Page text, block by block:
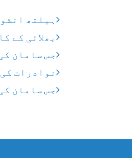
ہیلتھ
بھلائی کے
جس سامان
نوادرات
جس سامان